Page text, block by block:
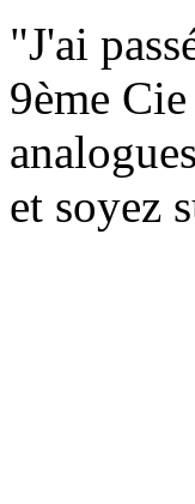
"J'ai
9ème
et soyez